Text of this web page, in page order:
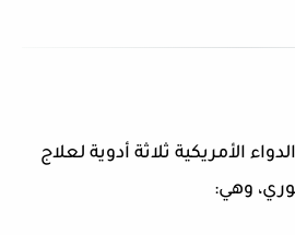
الأمريكية ثلاثة أدوية لعلاج
وهي: